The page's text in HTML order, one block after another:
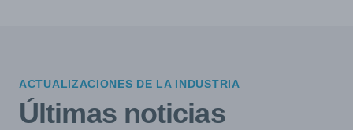
ACTUALIZACIONES DE LA INDUSTRIA
Últimas noticias